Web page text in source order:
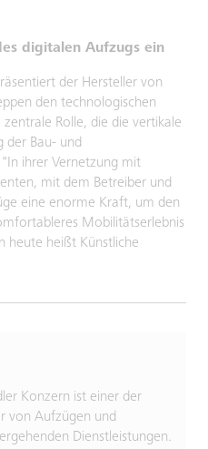
digitalen Aufzugs ein
der Hersteller von
den technologischen
Rolle, die die vertikale
der Bau- und
ihrer Vernetzung mit
mit dem Betreiber und
eine enorme Kraft, um den
Mobilitätserlebnis
heute heißt Künstliche
Konzern ist einer der
von Aufzügen und
Dienstleistungen.